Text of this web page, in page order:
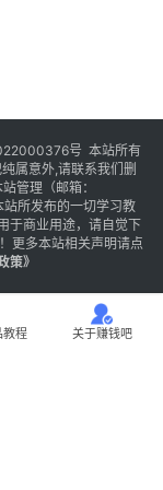
号 本站所有
属意外,请联系我们删
管理（邮箱：
所发布的一切学习教
于商业用途，请自觉下
更多本站相关声明请点
策》
教程 关于赚钱吧